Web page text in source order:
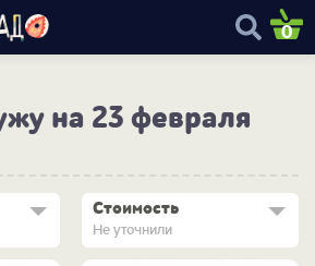
0
на 23 февраля
Стоимость
Не уточнили